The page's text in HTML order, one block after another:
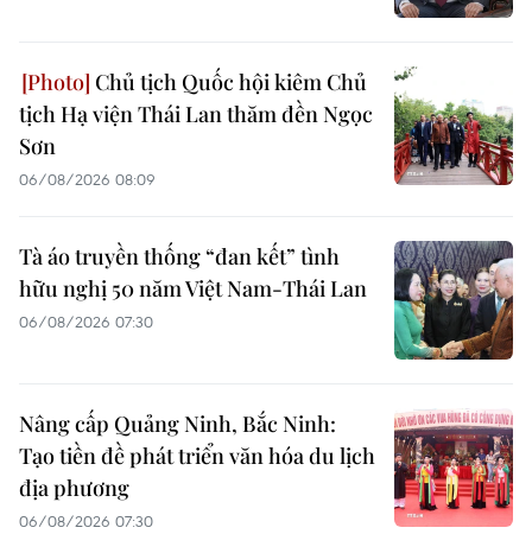
Chủ tịch Quốc hội kiêm Chủ
tịch Hạ viện Thái Lan thăm đền Ngọc
Sơn
06/08/2026 08:09
Tà áo truyền thống “đan kết” tình
hữu nghị 50 năm Việt Nam-Thái Lan
06/08/2026 07:30
Nâng cấp Quảng Ninh, Bắc Ninh:
Tạo tiền đề phát triển văn hóa du lịch
địa phương
06/08/2026 07:30